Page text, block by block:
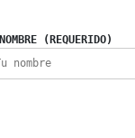
(REQUERIDO)